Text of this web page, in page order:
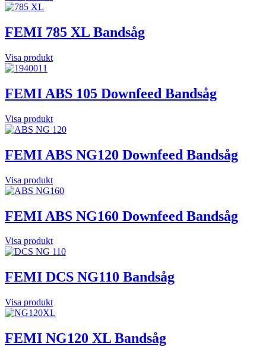
FEMI 785 XL Bandsåg
Visa produkt
FEMI ABS 105 Downfeed Bandsåg
Visa produkt
FEMI ABS NG120 Downfeed Bandsåg
Visa produkt
FEMI ABS NG160 Downfeed Bandsåg
Visa produkt
FEMI DCS NG110 Bandsåg
Visa produkt
FEMI NG120 XL Bandsåg